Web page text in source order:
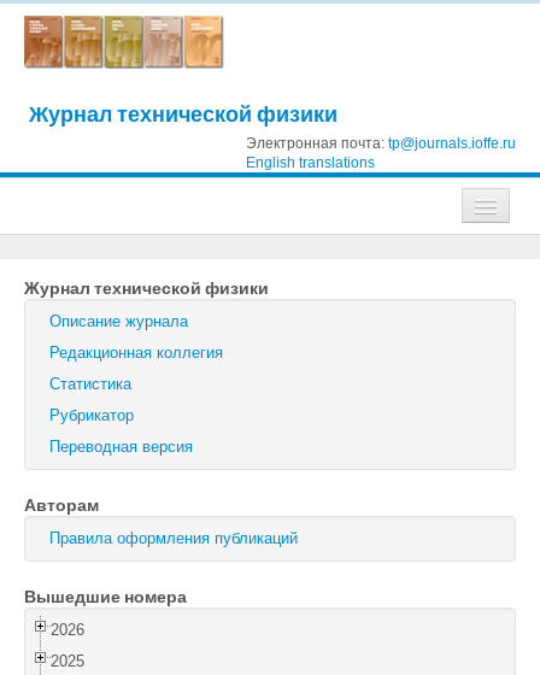
Журнал технической физики
Электронная почта: tp@journals.ioffe.ru
English translations
Журнал технической физики
Письма в Журнал технической физики
Физика твердого тела
Поиск
Журнал технической физики
Описание журнала
Редакционная коллегия
Статистика
Рубрикатор
Переводная версия
Авторам
Правила оформления публикаций
Вышедшие номера
2026
2025